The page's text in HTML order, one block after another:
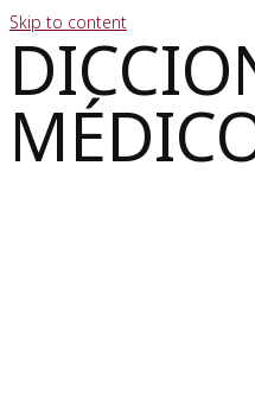
Skip to content